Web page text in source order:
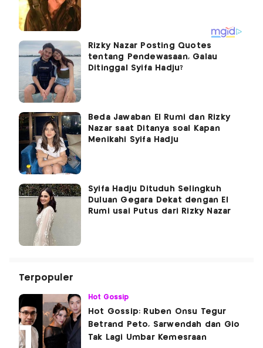
Rizky Nazar Posting Quotes
tentang Pendewasaan, Galau
Ditinggal Syifa Hadju?
Beda Jawaban El Rumi dan Rizky
Nazar saat Ditanya soal Kapan
Menikahi Syifa Hadju
Syifa Hadju Dituduh Selingkuh
Duluan Gegara Dekat dengan El
Rumi usai Putus dari Rizky Nazar
Terpopuler
Hot Gossip
Hot Gossip: Ruben Onsu Tegur
Betrand Peto, Sarwendah dan Gio
Tak Lagi Umbar Kemesraan